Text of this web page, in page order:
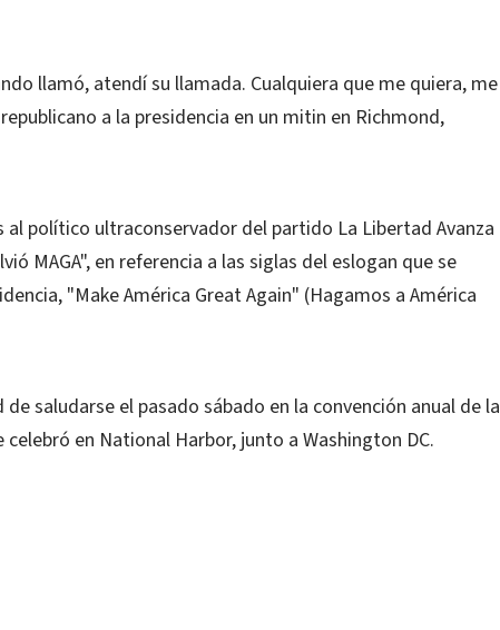
llamó, atendí su llamada. Cualquiera que me quiera, me
a la presidencia en un mitin en Richmond,
al político ultraconservador del partido La Libertad Avanza
MAGA", en referencia a las siglas del eslogan que se
"Make América Great Again" (Hagamos a América
saludarse el pasado sábado en la convención anual de la
celebró en National Harbor, junto a Washington DC.